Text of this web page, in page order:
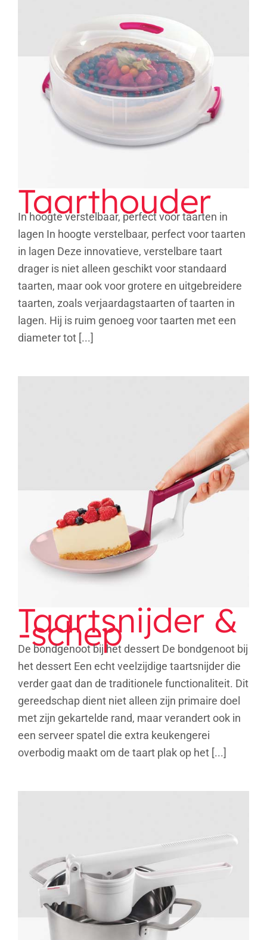
Taarthouder
Taarthouder
In hoogte verstelbaar, perfect voor taarten in
lagen In hoogte verstelbaar, perfect voor taarten
in lagen Deze innovatieve, verstelbare taart
drager is niet alleen geschikt voor standaard
taarten, maar ook voor grotere en uitgebreidere
taarten, zoals verjaardagstaarten of taarten in
lagen. Hij is ruim genoeg voor taarten met een
diameter tot [...]
Taartsnijder & -schep
Taartsnijder &
-schep
De bondgenoot bij het dessert De bondgenoot bij
het dessert Een echt veelzijdige taartsnijder die
verder gaat dan de traditionele functionaliteit. Dit
gereedschap dient niet alleen zijn primaire doel
met zijn gekartelde rand, maar verandert ook in
een serveer spatel die extra keukengerei
overbodig maakt om de taart plak op het [...]
Pressy